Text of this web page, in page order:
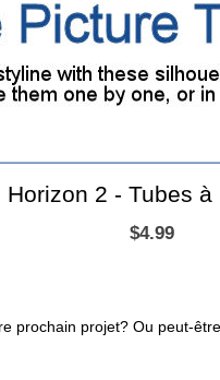
Horizon 2 - Tubes à
$4.99
prochain projet? Ou peut-